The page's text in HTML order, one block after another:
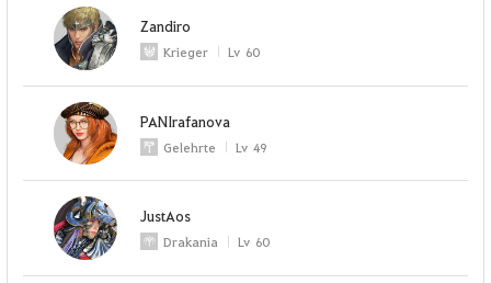
Zandiro
Krieger Lv 60
PANIrafanova
Gelehrte Lv 49
JustAos
Drakania Lv 60